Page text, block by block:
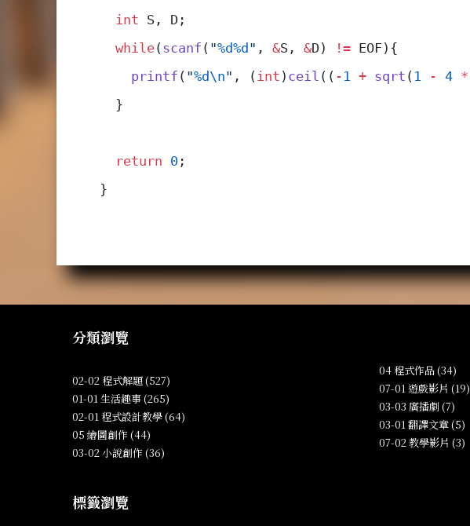
  int
S, D;
  while
(scanf ( "%d%d " , &S, &D) != EOF){
    printf
( "%d\n" , (int ) ceil (( - 1 + sqrt ( 1 - 4 *
  }
  return
0 ;
}
分類瀏覽
02-02 程式解題 (527)
01-01 生活趣事 (265)
02-01 程式設計教學 (64)
05 繪圖創作 (44)
03-02 小說創作 (36)
04 程式作品 (34)
07-01 遊戲影片 (19)
03-03 廣播劇 (7)
03-01 翻譯文章 (5)
07-02 教學影片 (3)
標籤瀏覽